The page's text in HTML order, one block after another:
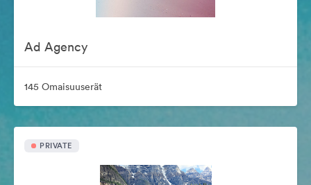
Ad Agency
145 Omaisuuserät
PRIVATE